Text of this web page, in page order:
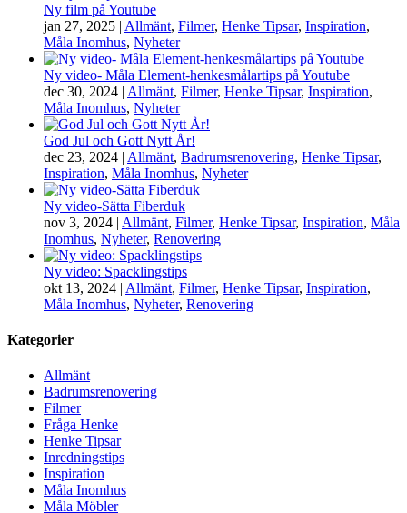
Ny film på Youtube
jan 27, 2025 | Allmänt, Filmer, Henke Tipsar, Inspiration,
Måla Inomhus, Nyheter
Ny video- Måla Element-henkesmålartips på Youtube
dec 30, 2024 | Allmänt, Filmer, Henke Tipsar, Inspiration,
Måla Inomhus, Nyheter
God Jul och Gott Nytt År!
dec 23, 2024 | Allmänt, Badrumsrenovering, Henke Tipsar,
Inspiration, Måla Inomhus, Nyheter
Ny video-Sätta Fiberduk
nov 3, 2024 | Allmänt, Filmer, Henke Tipsar, Inspiration, Måla
Inomhus, Nyheter, Renovering
Ny video: Spacklingstips
okt 13, 2024 | Allmänt, Filmer, Henke Tipsar, Inspiration,
Måla Inomhus, Nyheter, Renovering
Kategorier
Allmänt
Badrumsrenovering
Filmer
Fråga Henke
Henke Tipsar
Inredningstips
Inspiration
Måla Inomhus
Måla Möbler